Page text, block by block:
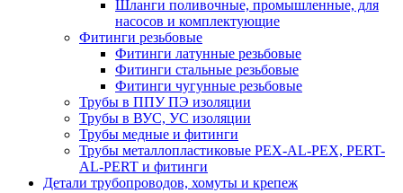
Шланги поливочные, промышленные, для
насосов и комплектующие
Фитинги резьбовые
Фитинги латунные резьбовые
Фитинги стальные резьбовые
Фитинги чугунные резьбовые
Трубы в ППУ ПЭ изоляции
Трубы в ВУС, УС изоляции
Трубы медные и фитинги
Трубы металлопластиковые PEX-AL-PEX, PERT-
AL-PERT и фитинги
Детали трубопроводов, хомуты и крепеж